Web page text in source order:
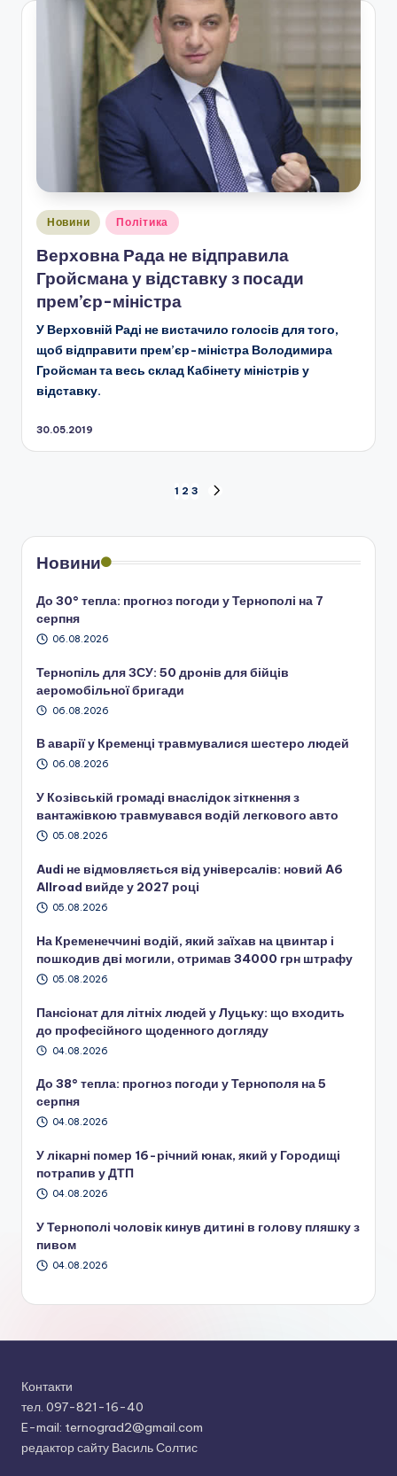
Опубліковано
Новини Політика
Верховна Рада не відправила
Гройсмана у відставку з посади
прем’єр-міністра
У Верховній Раді не вистачило голосів для того,
щоб відправити прем’єр-міністра Володимира
Гройсман та весь склад Кабінету міністрів у
відставку.
30.05.2019
записів
1 2 3
Новини
До 30° тепла: прогноз погоди у Тернополі на 7
серпня
06.08.2026
Тернопіль для ЗСУ: 50 дронів для бійців
аеромобільної бригади
06.08.2026
В аварії у Кременці травмувалися шестеро людей
06.08.2026
У Козівській громаді внаслідок зіткнення з
вантажівкою травмувався водій легкового авто
05.08.2026
Audi не відмовляється від універсалів: новий A6
Allroad вийде у 2027 році
05.08.2026
На Кременеччині водій, який заїхав на цвинтар і
пошкодив дві могили, отримав 34000 грн штрафу
05.08.2026
Пансіонат для літніх людей у Луцьку: що входить
до професійного щоденного догляду
04.08.2026
До 38° тепла: прогноз погоди у Тернополя на 5
серпня
04.08.2026
У лікарні помер 16-річний юнак, який у Городищі
потрапив у ДТП
04.08.2026
У Тернополі чоловік кинув дитині в голову пляшку з
пивом
04.08.2026
Контакти
тел. 097-821-16-40
E-mail: ternograd2@gmail.com
редактор сайту Василь Солтис